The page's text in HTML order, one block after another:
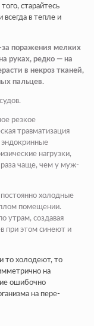
старайтесь
всегда в тепле и
пора­жения мелких
руках, ред­ко — на
в некроз тка­ней,
пальцев.
резкое
травматизация
эндокринные
на­грузки,
раза чаще, чем у муж­
холодные
по­мещении.
утрам, созда­вая
при этом синеют и
то холодеют, то
на
ошибочно
на пере­